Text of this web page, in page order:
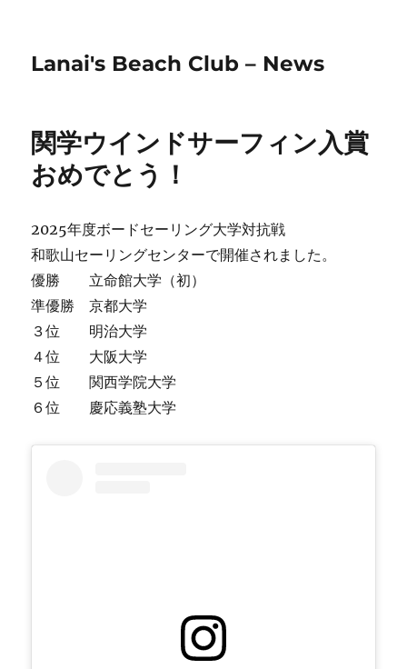
Lanai's Beach Club – News
関学ウインドサーフィン入賞
おめでとう！
2025年度ボードセーリング大学対抗戦
和歌山セーリングセンターで開催されました。
優勝 立命館大学（初）
準優勝 京都大学
３位 明治大学
４位 大阪大学
５位 関西学院大学
６位 慶応義塾大学